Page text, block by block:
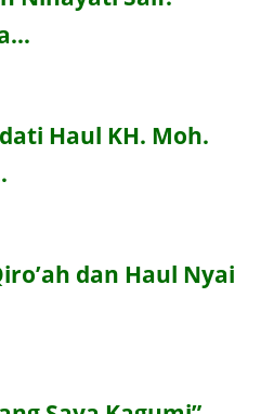
Haul KH. Moh.
dan Haul Nyai